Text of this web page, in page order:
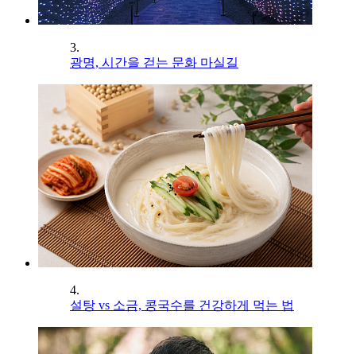
3.
광명, 시간을 걷는 문화 마실길
4.
설탕 vs 소금, 콩국수를 건강하게 먹는 법